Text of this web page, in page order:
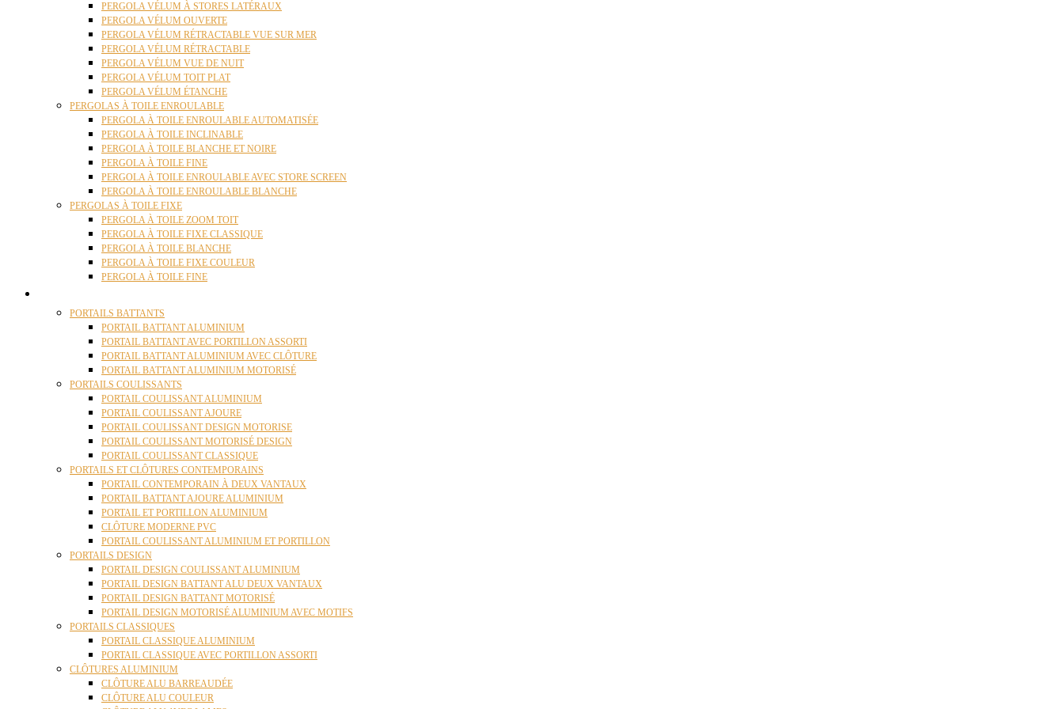
PERGOLA VÉLUM À STORES LATÉRAUX
PERGOLA VÉLUM OUVERTE
PERGOLA VÉLUM RÉTRACTABLE VUE SUR MER
PERGOLA VÉLUM RÉTRACTABLE
PERGOLA VÉLUM VUE DE NUIT
PERGOLA VÉLUM TOIT PLAT
PERGOLA VÉLUM ÉTANCHE
PERGOLAS À TOILE ENROULABLE
PERGOLA À TOILE ENROULABLE AUTOMATISÉE
PERGOLA À TOILE INCLINABLE
PERGOLA À TOILE BLANCHE ET NOIRE
PERGOLA À TOILE FINE
PERGOLA À TOILE ENROULABLE AVEC STORE SCREEN
PERGOLA À TOILE ENROULABLE BLANCHE
PERGOLAS À TOILE FIXE
PERGOLA À TOILE ZOOM TOIT
PERGOLA À TOILE FIXE CLASSIQUE
PERGOLA À TOILE BLANCHE
PERGOLA À TOILE FIXE COULEUR
PERGOLA À TOILE FINE
PORTAILS BATTANTS
PORTAIL BATTANT ALUMINIUM
PORTAIL BATTANT AVEC PORTILLON ASSORTI
PORTAIL BATTANT ALUMINIUM AVEC CLÔTURE
PORTAIL BATTANT ALUMINIUM MOTORISÉ
PORTAILS COULISSANTS
PORTAIL COULISSANT ALUMINIUM
PORTAIL COULISSANT AJOURE
PORTAIL COULISSANT DESIGN MOTORISE
PORTAIL COULISSANT MOTORISÉ DESIGN
PORTAIL COULISSANT CLASSIQUE
PORTAILS ET CLÔTURES CONTEMPORAINS
PORTAIL CONTEMPORAIN À DEUX VANTAUX
PORTAIL BATTANT AJOURE ALUMINIUM
PORTAIL ET PORTILLON ALUMINIUM
CLÔTURE MODERNE PVC
PORTAIL COULISSANT ALUMINIUM ET PORTILLON
PORTAILS DESIGN
PORTAIL DESIGN COULISSANT ALUMINIUM
PORTAIL DESIGN BATTANT ALU DEUX VANTAUX
PORTAIL DESIGN BATTANT MOTORISÉ
PORTAIL DESIGN MOTORISÉ ALUMINIUM AVEC MOTIFS
PORTAILS CLASSIQUES
PORTAIL CLASSIQUE ALUMINIUM
PORTAIL CLASSIQUE AVEC PORTILLON ASSORTI
CLÔTURES ALUMINIUM
CLÔTURE ALU BARREAUDÉE
CLÔTURE ALU COULEUR